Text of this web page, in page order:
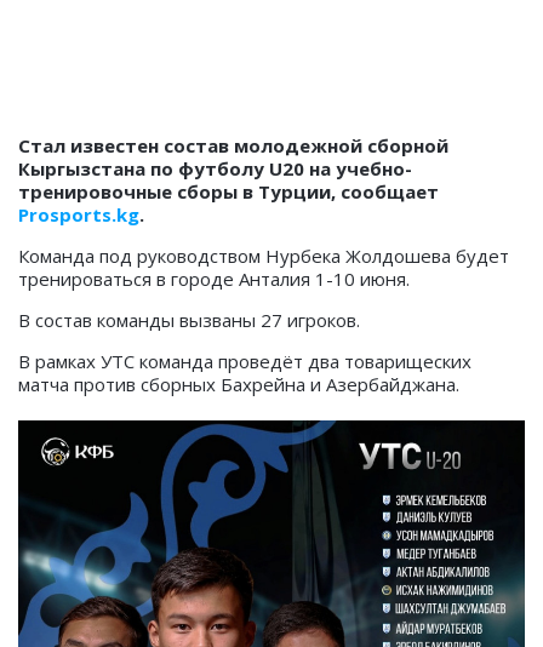
Стал известен состав молодежной сборной
Кыргызстана по футболу U20 на учебно-
тренировочные сборы в Турции, сообщает
Prosports.kg.
Команда под руководством Нурбека Жолдошева будет
тренироваться в городе Анталия 1-10 июня.
В состав команды вызваны 27 игроков.
В рамках УТС команда проведёт два товарищеских
матча против сборных Бахрейна и Азербайджана.